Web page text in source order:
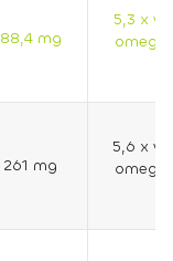
88,4 mg
5,3 x
omega
261 mg
5,6 x
omega